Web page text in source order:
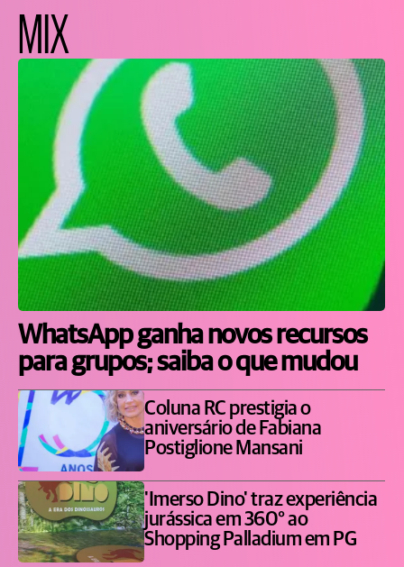
MIX
WhatsApp ganha novos recursos
para grupos; saiba o que mudou
Coluna RC prestigia o
aniversário de Fabiana
Postiglione Mansani
'Imerso Dino' traz experiência
jurássica em 360° ao
Shopping Palladium em PG